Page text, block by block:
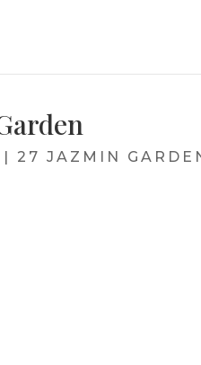
| 27 JAZMIN